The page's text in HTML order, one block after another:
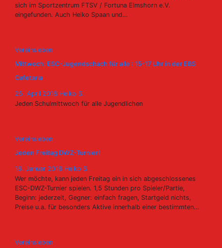
sich im Sportzentrum FTSV / Fortuna Elmshorn e.V.
eingefunden. Auch Heiko Spaan und…
Vereinsleben
Mittwoch: ESC-Jugendschach für alle : 15-17 Uhr in der EBS
Cafetaria
25. April 2018 Heiko S.
Jeden Schulmittwoch für alle Jugendlichen
Vereinsleben
Jeden Freitag DWZ-Turnier!
16. Januar 2018 Heiko S.
Wer möchte, kann jeden Freitag ein in sich abgeschlossenes
ESC-DWZ-Turnier spielen. 1,5 Stunden pro Spieler/Partie,
Beginn: jederzeit, Gegner: einfach fragen, Startgeld nichts,
Preise u.a. für besonders Aktive innerhalb einer bestimmten…
Vereinsleben